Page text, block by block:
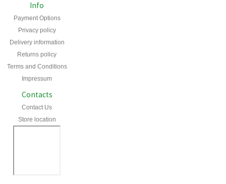
Info
Payment Options
Privacy policy
Delivery information
Returns policy
Terms and Conditions
Impressum
Contacts
Contact Us
Store location